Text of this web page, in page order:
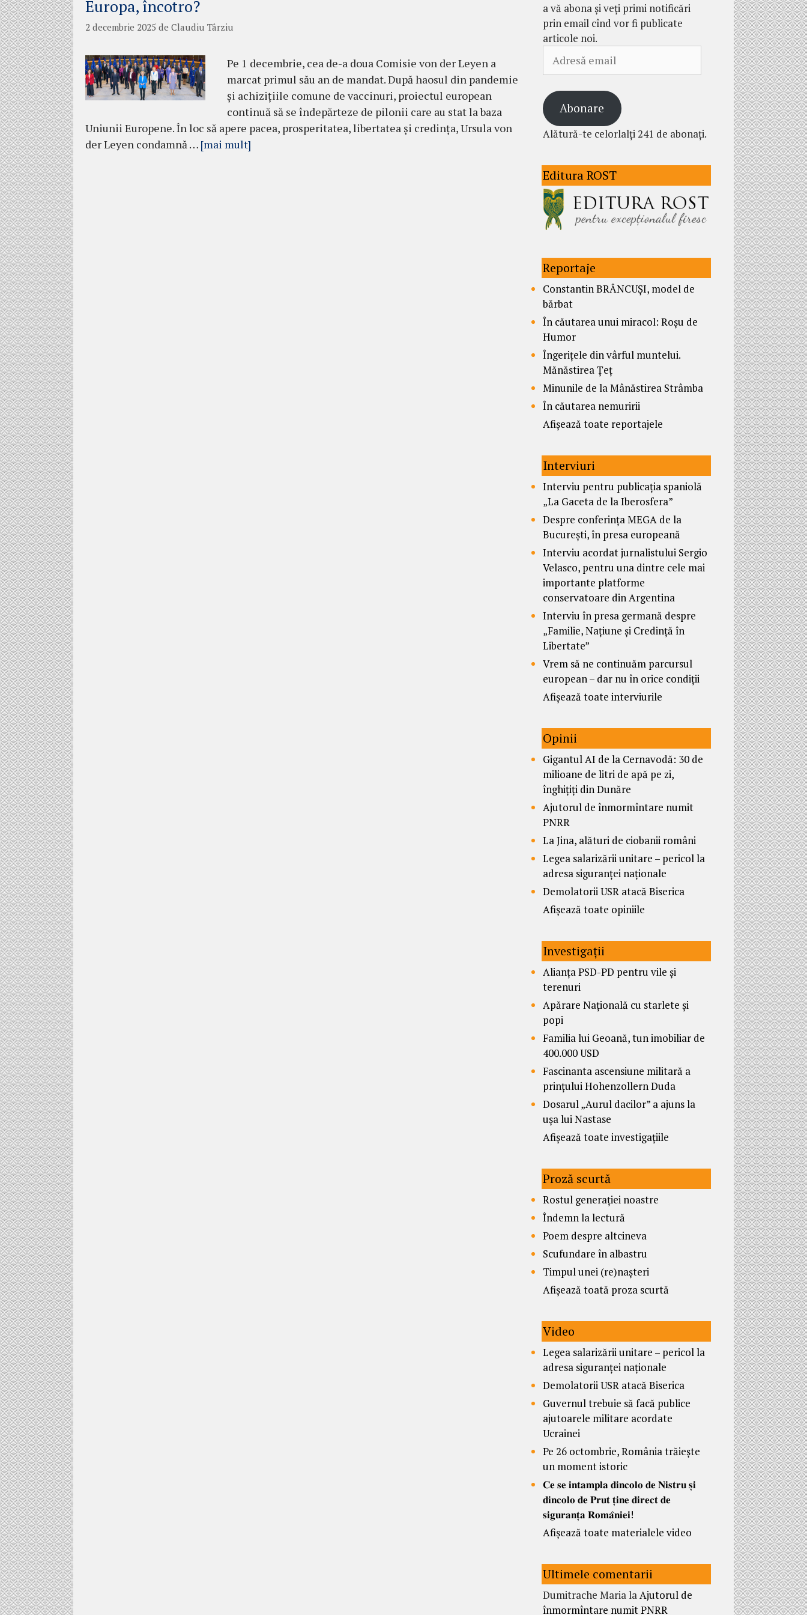
Europa, încotro?
2 decembrie 2025 de Claudiu Târziu
Pe 1 decembrie, cea de-a doua Comisie von der Leyen a
marcat primul său an de mandat. După haosul din pandemie
și achizițiile comune de vaccinuri, proiectul european
continuă să se îndepărteze de pilonii care au stat la baza
Uniunii Europene. În loc să apere pacea, prosperitatea, libertatea și credința, Ursula von
der Leyen condamnă … [mai mult]
a vă abona și veți primi notificări
prin email cînd vor fi publicate
articole noi.
email
Abonare
Alătură-te celorlalți 241 de abonați.
Editura ROST
Reportaje
Constantin BRÂNCUȘI, model de
bărbat
În căutarea unui miracol: Roșu de
Humor
Îngerițele din vârful muntelui.
Mănăstirea Țeț
Minunile de la Mânăstirea Strâmba
În căutarea nemuririi
Afișează toate reportajele
Interviuri
Interviu pentru publicația spaniolă
„La Gaceta de la Iberosfera”
Despre conferința MEGA de la
București, în presa europeană
Interviu acordat jurnalistului Sergio
Velasco, pentru una dintre cele mai
importante platforme
conservatoare din Argentina
Interviu în presa germană despre
„Familie, Națiune și Credință în
Libertate”
Vrem să ne continuăm parcursul
european – dar nu în orice condiții
Afișează toate interviurile
Opinii
Gigantul AI de la Cernavodă: 30 de
milioane de litri de apă pe zi,
înghițiți din Dunăre
Ajutorul de înmormîntare numit
PNRR
La Jina, alături de ciobanii români
Legea salarizării unitare – pericol la
adresa siguranței naționale
Demolatorii USR atacă Biserica
Afișează toate opiniile
Investigații
Alianța PSD-PD pentru vile și
terenuri
Apărare Națională cu starlete și
popi
Familia lui Geoană, tun imobiliar de
400.000 USD
Fascinanta ascensiune militară a
prințului Hohenzollern Duda
Dosarul „Aurul dacilor” a ajuns la
ușa lui Nastase
Afișează toate investigațiile
Proză scurtă
Rostul generației noastre
Îndemn la lectură
Poem despre altcineva
Scufundare în albastru
Timpul unei (re)nașteri
Afișează toată proza scurtă
Video
Legea salarizării unitare – pericol la
adresa siguranței naționale
Demolatorii USR atacă Biserica
Guvernul trebuie să facă publice
ajutoarele militare acordate
Ucrainei
Pe 26 octombrie, România trăiește
un moment istoric
𝐂𝐞 𝐬𝐞 𝐢𝐧𝐭𝐚𝐦𝐩𝐥𝐚 𝐝𝐢𝐧𝐜𝐨𝐥𝐨 𝐝𝐞 𝐍𝐢𝐬𝐭𝐫𝐮 𝐬̦𝐢
𝐝𝐢𝐧𝐜𝐨𝐥𝐨 𝐝𝐞 𝐏𝐫𝐮𝐭 𝐭̦𝐢𝐧𝐞 𝐝𝐢𝐫𝐞𝐜𝐭 𝐝𝐞
𝐬𝐢𝐠𝐮𝐫𝐚𝐧𝐭̦𝐚 𝐑𝐨𝐦𝐚̂𝐧𝐢𝐞𝐢!
Afișează toate materialele video
Ultimele comentarii
Dumitrache MarialaAjutorul de
înmormîntare numit PNRR